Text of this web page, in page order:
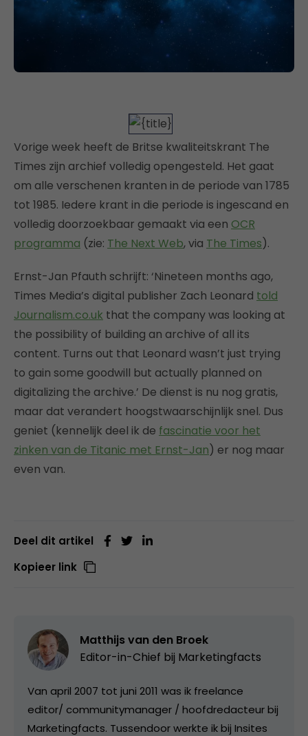
Vorige week heeft de Britse kwaliteitskrant The
Times zijn archief volledig opengesteld. Het gaat
om alle verschenen kranten in de periode van 1785
tot 1985. Iedere krant in die periode is ingescand en
volledig doorzoekbaar gemaakt via een OCR
programma (zie: The Next Web, via The Times).
Ernst-Jan Pfauth schrijft: ‘Nineteen months ago,
Times Media’s digital publisher Zach Leonard told
Journalism.co.uk that the company was looking at
the possibility of building an archive of all its
content. Turns out that Leonard wasn’t just trying
to gain some goodwill but actually planned on
digitalizing the archive.’ De dienst is nu nog gratis,
maar dat verandert hoogstwaarschijnlijk snel. Dus
geniet (kennelijk deel ik de fascinatie voor het
zinken van de Titanic met Ernst-Jan) er nog maar
even van.
Deel dit artikel
Kopieer link
Matthijs van den Broek
Editor-in-Chief bij Marketingfacts
Van april 2007 tot juni 2011 was ik freelance
editor/ communitymanager / hoofdredacteur bij
Marketingfacts. Tussendoor werkte ik bij Insites